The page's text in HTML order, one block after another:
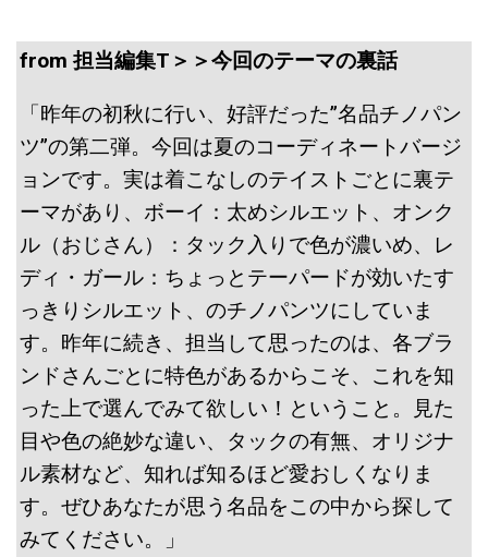
from 担当編集T＞＞今回のテーマの裏話
「昨年の初秋に行い、好評だった”名品チノパン
ツ”の第二弾。今回は夏のコーディネートバージ
ョンです。実は着こなしのテイストごとに裏テ
ーマがあり、ボーイ：太めシルエット、オンク
ル（おじさん）：タック入りで色が濃いめ、レ
ディ・ガール：ちょっとテーパードが効いたす
っきりシルエット、のチノパンツにしていま
す。昨年に続き、担当して思ったのは、各ブラ
ンドさんごとに特色があるからこそ、これを知
った上で選んでみて欲しい！ということ。見た
目や色の絶妙な違い、タックの有無、オリジナ
ル素材など、知れば知るほど愛おしくなりま
す。ぜひあなたが思う名品をこの中から探して
みてください。」